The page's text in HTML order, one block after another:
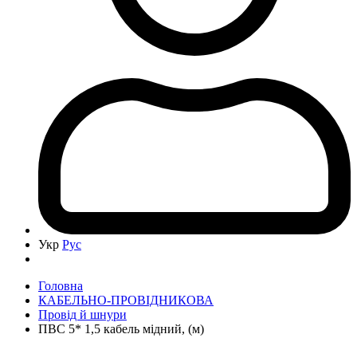
Укр Рус
Головна
КАБЕЛЬНО-ПРОВІДНИКОВА
Провід й шнури
ПВС 5* 1,5 кабель мідний, (м)